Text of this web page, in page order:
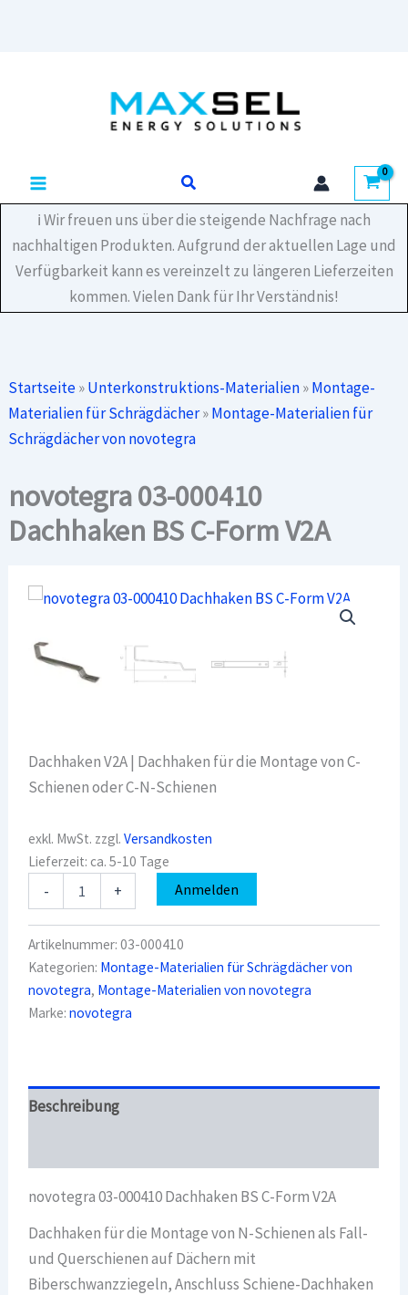
Suchen
ℹ️ Wir freuen uns über die steigende Nachfrage nach
nachhaltigen Produkten. Aufgrund der aktuellen Lage und
Verfügbarkeit kann es vereinzelt zu längeren Lieferzeiten
kommen. Vielen Dank für Ihr Verständnis!
Startseite»Unterkonstruktions-Materialien»Montage-
Materialien für Schrägdächer»Montage-Materialien für
Schrägdächer von novotegra
novotegra 03-000410
Dachhaken BS C-Form V2A
Dachhaken V2A | Dachhaken für die Montage von C-
Schienen oder C-N-Schienen
exkl. MwSt. zzgl.Versandkosten
Lieferzeit:ca. 5-10 Tage
-
Dachhaken
BS
C-
Form
V2A
+ Anmelden
Artikelnummer:03-000410
Kategorien: Montage-Materialien für Schrägdächer von
novotegra, Montage-Materialien von novotegra
Marke:novotegra
Beschreibung
novotegra 03-000410 Dachhaken BS C-Form V2A
Dachhaken für die Montage von N-Schienen als Fall-
und Querschienen auf Dächern mit
Biberschwanzziegeln, Anschluss Schiene-Dachhaken